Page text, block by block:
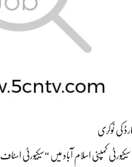
کی نوکری